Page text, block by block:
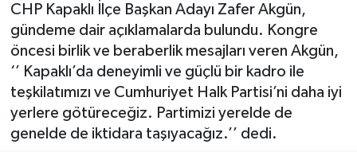
CHP Kapaklı İlçe Başkan Adayı Zafer Akgün,
gündeme dair açıklamalarda bulundu. Kongre
öncesi birlik ve beraberlik mesajları veren Akgün,
‘’ Kapaklı’da deneyimli ve güçlü bir kadro ile
teşkilatımızı ve Cumhuriyet Halk Partisi’ni daha iyi
yerlere götüreceğiz. Partimizi yerelde de
genelde de iktidara taşıyacağız.’’ dedi.
Siyaset
Resmi Reklamlar
Tekirdağ
Tüm Manşetler
Son Dakika Haberleri
Haber Arşivi